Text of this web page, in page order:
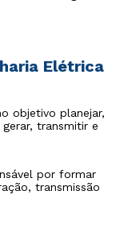
Elétrica
objetivo planejar,
transmitir e
por formar
transmissão